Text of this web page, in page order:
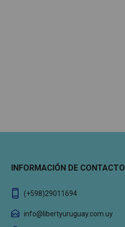
INFORMACIÓN DE CONTACTO
(+598)29011694
info@libertyuruguay.com.uy